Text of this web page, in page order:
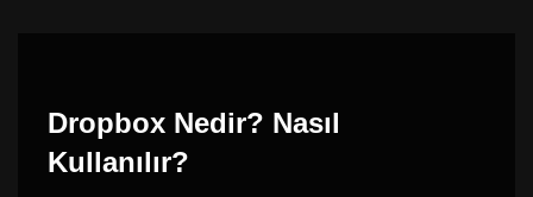
Dropbox Nedir? Nasıl
Kullanılır?